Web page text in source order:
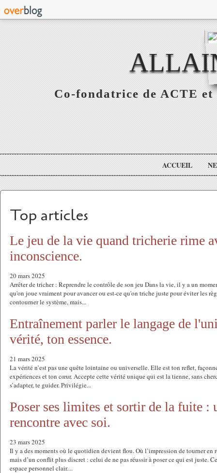
Co-fondatrice de ACTE
ACCUEIL
Top articles
Le jeu de la vie quand tricherie rime
inconscience.
20 mars 2025
Arrêter de tricher : Reprendre le contrôle de son jeu Dans la vie, il y a un
qu'on joue vraiment pour avancer ou est-ce qu'on triche juste pour éviter les
contourner le système, mais...
Entraînement parler le langage de
vérité, ton essence.
21 mars 2025
La vérité n’est pas une quête lointaine ou universelle. Elle est ton reflet,
expériences et ton cœur. Accepte cette vérité unique qui est la tienne, sans
s’adapter, te guider. Privilégie...
Poser ses limites et sortir de la fuite :
rencontre avec soi.
23 mars 2025
Il y a des moments où le quotidien devient flou. Où l’impression de tourner en
mais d’un conflit plus discret : celui de ne pas réussir à poser ce qui est juste.
espace personnel clair....